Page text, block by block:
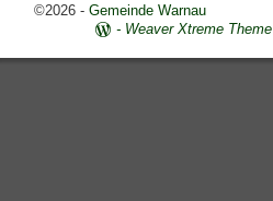
©2026 - Gemeinde Warnau
- Weaver Xtreme Theme